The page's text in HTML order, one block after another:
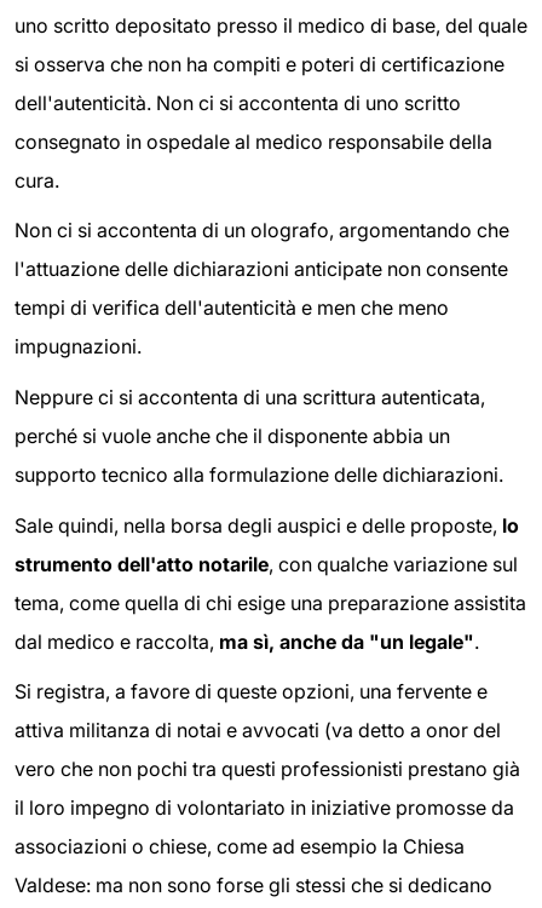
uno scritto depositato presso il medico di base, del quale
si osserva che non ha compiti e poteri di certificazione
dell'autenticità. Non ci si accontenta di uno scritto
consegnato in ospedale al medico responsabile della
cura.
Non ci si accontenta di un olografo, argomentando che
l'attuazione delle dichiarazioni anticipate non consente
tempi di verifica dell'autenticità e men che meno
impugnazioni.
Neppure ci si accontenta di una scrittura autenticata,
perché si vuole anche che il disponente abbia un
supporto tecnico alla formulazione delle dichiarazioni.
Sale quindi, nella borsa degli auspici e delle proposte, lo
strumento dell'atto notarile, con qualche variazione sul
tema, come quella di chi esige una preparazione assistita
dal medico e raccolta, ma sì, anche da "un legale".
Si registra, a favore di queste opzioni, una fervente e
attiva militanza di notai e avvocati (va detto a onor del
vero che non pochi tra questi professionisti prestano già
il loro impegno di volontariato in iniziative promosse da
associazioni o chiese, come ad esempio la Chiesa
Valdese: ma non sono forse gli stessi che si dedicano